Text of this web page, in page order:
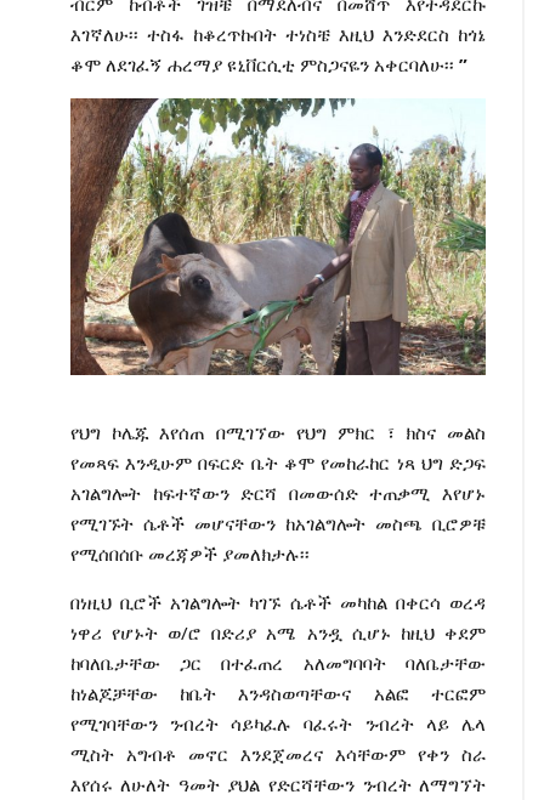
እገኛለሁ፡፡ ተስፋ ከቆረጥኩበት ተነስቼ እዚህ እንድደርስ ከጎኔ
ቆሞ ለደገፈኝ ሐረማያ ዩኒቨርሲቲ ምስጋናዬን አቀርባለሁ፡፡ ”
የህግ ኮሌጁ እየሰጠ በሚገኘው የህግ ምክር ፣ ክስና መልስ
የመጻፍ እንዲሁም በፍርድ ቤት ቆሞ የመከራከር ነጻ ህግ ድጋፍ
አገልግሎት ከፍተኛውን ድርሻ በመውሰድ ተጠቃሚ እየሆኑ
የሚገኙት ሴቶች መሆናቸውን ከአገልግሎት መስጫ ቢሮዎቹ
የሚሰበሰቡ መረጃዎች ያመለክታሉ፡፡
በነዚህ ቢሮች አገልግሎት ካገኙ ሴቶች መካከል በቀርሳ ወረዳ
ነዋሪ የሆኑት ወ/ሮ በድሪያ አሜ አንዷ ሲሆኑ ከዚህ ቀደም
ከባለቤታቸው ጋር በተፈጠረ አለመግባባት ባለቤታቸው
ከነልጆቻቸው ከቤት እንዳስወጣቸውና አልፎ ተርፎም
የሚገባቸውን ንብረት ሳይካፈሉ ባፈሩት ንብረት ላይ ሌላ
ሚስት አግብቶ መኖር እንደጀመረና እሳቸውም የቀን ስራ
እየሰሩ ለሁለት ዓመት ያህል የድርሻቸውን ንብረት ለማግኘት